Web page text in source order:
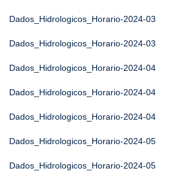
Dados_Hidrologicos_Horario-2024-03
Dados_Hidrologicos_Horario-2024-03
Dados_Hidrologicos_Horario-2024-04
Dados_Hidrologicos_Horario-2024-04
Dados_Hidrologicos_Horario-2024-04
Dados_Hidrologicos_Horario-2024-05
Dados_Hidrologicos_Horario-2024-05